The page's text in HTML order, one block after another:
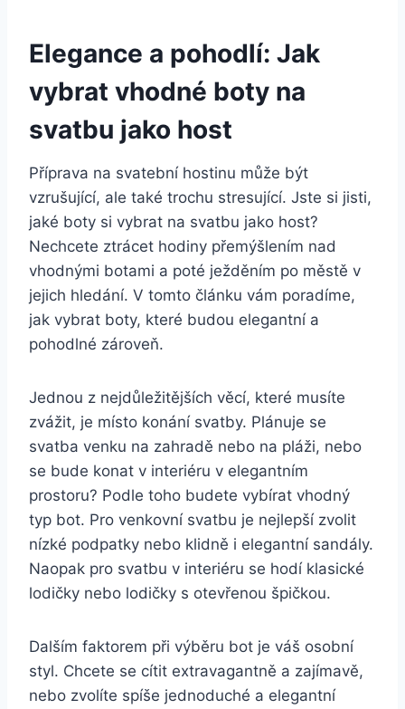
Elegance a pohodlí:​ Jak
vybrat vhodné boty na
svatbu jako ⁣host
Příprava na svatební hostinu může být
vzrušující, ale⁤ také trochu stresující.‌ Jste si jisti,
‍jaké ‍boty si vybrat na svatbu ⁤jako host?
Nechcete ztrácet ‌hodiny⁤ přemýšlením nad
vhodnými ⁣botami a poté⁣ ježděním po městě v
jejich hledání. ‌V tomto článku vám ⁤poradíme,
jak⁣ vybrat boty, které budou elegantní a
pohodlné zároveň.
Jednou z nejdůležitějších věcí,‌ které‌ musíte
zvážit, je místo ⁤konání​ svatby. Plánuje se
svatba venku na zahradě nebo na pláži, nebo
se bude konat v interiéru‌ v elegantním
prostoru? Podle toho ⁤budete ⁤vybírat vhodný
typ bot. Pro ⁢venkovní svatbu je nejlepší zvolit
nízké podpatky nebo ‌klidně i elegantní sandály.
Naopak pro svatbu v⁣ interiéru se hodí klasické
lodičky nebo​ lodičky s otevřenou špičkou.
Dalším faktorem při výběru⁢ bot je váš osobní
styl. Chcete se⁣ cítit extravagantně ⁢a⁣ zajímavě,
nebo ​zvolíte spíše ​jednoduché a⁤ elegantní